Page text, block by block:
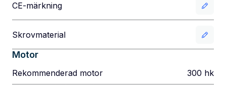
CE-märkning
Skrovmaterial
Motor
Rekommenderad motor 300 hk